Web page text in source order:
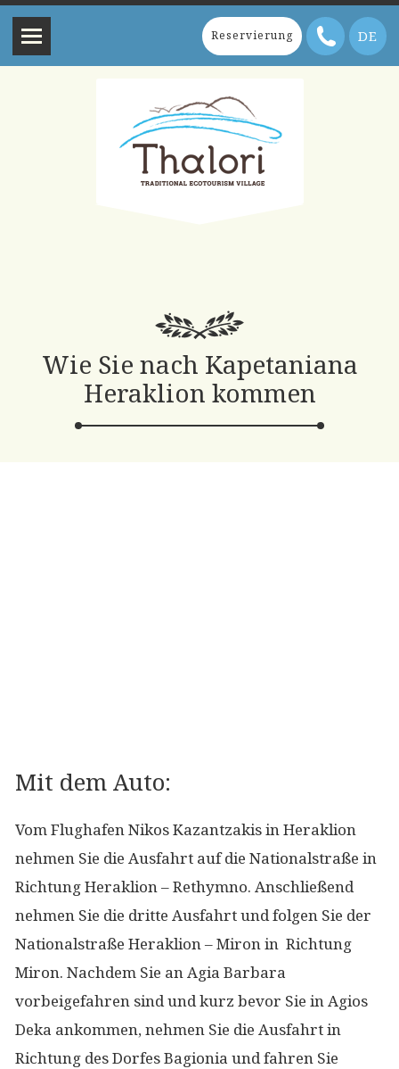
Reservierung DE
Wie Sie nach Kapetaniana
Heraklion kommen
Mit dem Auto:
Vom Flughafen Nikos Kazantzakis in Heraklion
nehmen Sie die Ausfahrt auf die Nationalstraße in
Richtung Heraklion – Rethymno. Anschließend
nehmen Sie die dritte Ausfahrt und folgen Sie der
Nationalstraße Heraklion – Miron in Richtung
Miron. Nachdem Sie an Agia Barbara
vorbeigefahren sind und kurz bevor Sie in Agios
Deka ankommen, nehmen Sie die Ausfahrt in
Richtung des Dorfes Bagionia und fahren Sie